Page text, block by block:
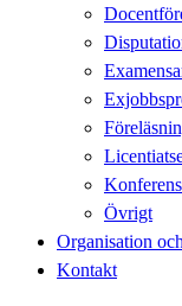
Övrigt
Organisation
Kontakt